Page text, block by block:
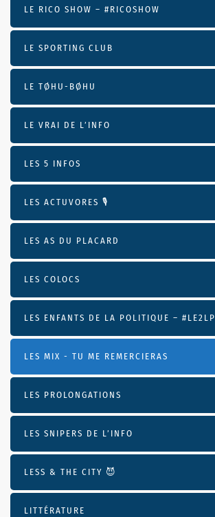
LE RICO SHOW – #RICOSHOW
LE SPORTING CLUB
LE TØHU-BØHU
LE VRAI DE L’INFO
LES 5 INFOS
LES ACTUVORES 🎙
LES AS DU PLACARD
LES COLOCS
LES ENFANTS DE LA POLITIQUE – #LE2LP
LES MIX - TU ME REMERCIERAS
LES PROLONGATIONS
LES SNIPERS DE L’INFO
LESS & THE CITY 😈
LITTÉRATURE